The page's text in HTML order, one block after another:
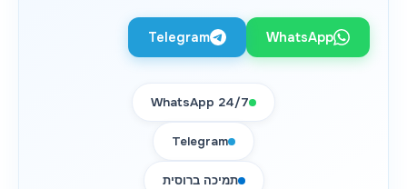
WhatsApp
Telegram
WhatsApp 24/7
Telegram
תמיכה ברוסית